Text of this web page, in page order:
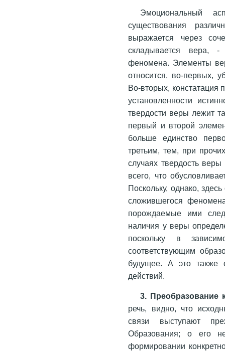
Эмоциональный
существования
выражается через
складывается вера, -
феномена. Элементы
относится, во-первых,
Во-вторых, констатация
установленности
твердости веры лежит
первый и второй
больше единство
третьим, тем, при
случаях твердость
всего, что
Поскольку, однако,
сложившегося
порождаемые ими
наличия у веры
поскольку в
соответствующим
будущее. А это также
действий.
3. Преобразование
речь, видно, что
связи выступают
Образования; о его
формировании